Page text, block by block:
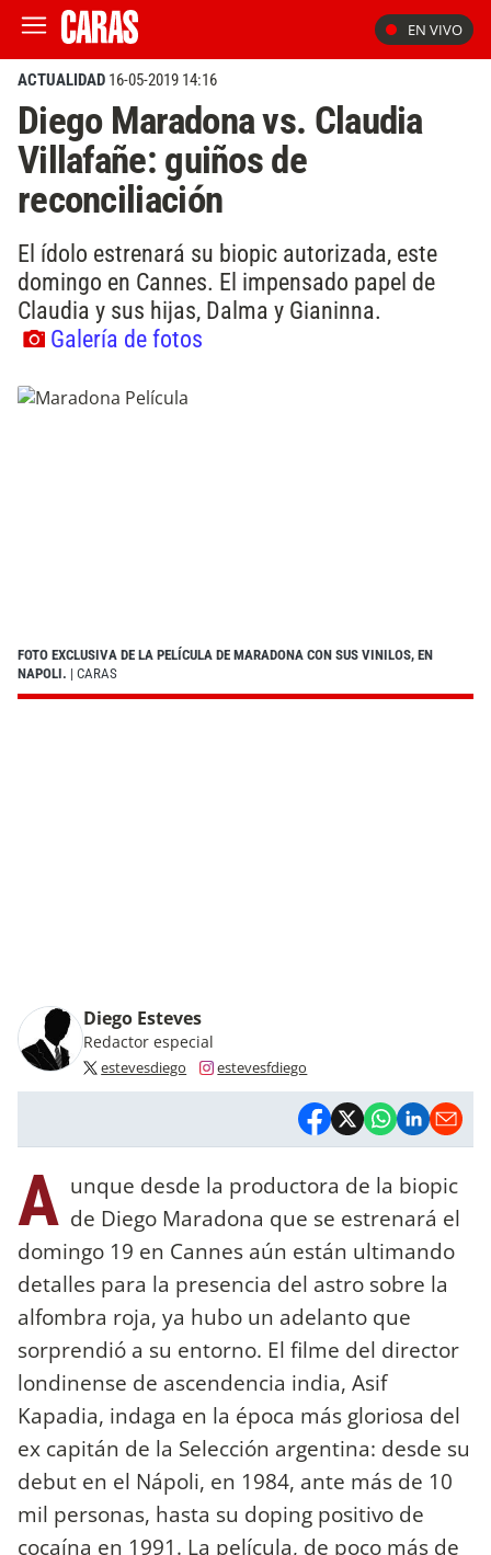
EN VIVO
ACTUALIDAD 16-05-2019 14:16
Diego Maradona vs. Claudia
Villafañe: guiños de
reconciliación
El ídolo estrenará su biopic autorizada, este
domingo en Cannes. El impensado papel de
Claudia y sus hijas, Dalma y Gianinna.
Galería de fotos
FOTO EXCLUSIVA DE LA PELÍCULA DE MARADONA CON SUS VINILOS, EN
NAPOLI. | CARAS
Diego Esteves
Redactor especial
estevesdiego estevesfdiego
A unque desde la productora de la biopic
de Diego Maradona que se estrenará el
domingo 19 en Cannes aún están ultimando
detalles para la presencia del astro sobre la
alfombra roja, ya hubo un adelanto que
sorprendió a su entorno. El filme del director
londinense de ascendencia india, Asif
Kapadia, indaga en la época más gloriosa del
ex capitán de la Selección argentina: desde su
debut en el Nápoli, en 1984, ante más de 10
mil personas, hasta su doping positivo de
cocaína en 1991. La película, de poco más de